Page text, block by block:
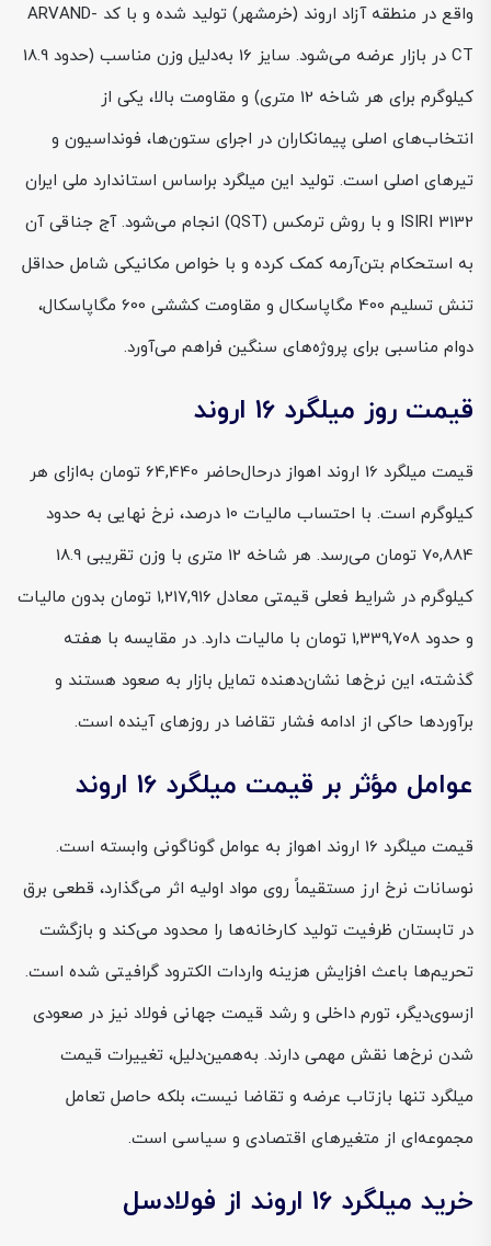
واقع در منطقه آزاد اروند (خرمشهر) تولید شده و با کد ARVAND-
CT در بازار عرضه می‌شود. سایز 16 به‌دلیل وزن مناسب (حدود 18.9
کیلوگرم برای هر شاخه 12 متری) و مقاومت بالا، یکی از
انتخاب‌های اصلی پیمانکاران در اجرای ستون‌ها، فونداسیون و
تیرهای اصلی است. تولید این میلگرد براساس استاندارد ملی ایران
ISIRI 3132 و با روش ترمکس (QST) انجام می‌شود. آج جناقی آن
به استحکام بتن‌آرمه کمک کرده و با خواص مکانیکی شامل حداقل
تنش تسلیم 400 مگاپاسکال و مقاومت کششی 600 مگاپاسکال،
دوام مناسبی برای پروژه‌های سنگین فراهم می‌آورد.
قیمت روز میلگرد 16 اروند
قیمت میلگرد 16 اروند اهواز درحال‌حاضر 64,440 تومان به‌ازای هر
کیلوگرم است. با احتساب مالیات 10 درصد، نرخ نهایی به حدود
70,884 تومان می‌رسد. هر شاخه 12 متری با وزن تقریبی 18.9
کیلوگرم در شرایط فعلی قیمتی معادل 1,217,916 تومان بدون مالیات
و حدود 1,339,708 تومان با مالیات دارد. در مقایسه با هفته
گذشته، این نرخ‌ها نشان‌دهنده تمایل بازار به صعود هستند و
برآوردها حاکی از ادامه فشار تقاضا در روزهای آینده است.
عوامل مؤثر بر قیمت میلگرد 16 اروند
قیمت میلگرد 16 اروند اهواز به عوامل گوناگونی وابسته است.
نوسانات نرخ ارز مستقیماً روی مواد اولیه اثر می‌گذارد، قطعی برق
در تابستان ظرفیت تولید کارخانه‌ها را محدود می‌کند و بازگشت
تحریم‌ها باعث افزایش هزینه واردات الکترود گرافیتی شده است.
ازسوی‌دیگر، تورم داخلی و رشد قیمت جهانی فولاد نیز در صعودی
شدن نرخ‌ها نقش مهمی دارند. به‌همین‌دلیل، تغییرات قیمت
میلگرد تنها بازتاب عرضه و تقاضا نیست، بلکه حاصل تعامل
مجموعه‌ای از متغیرهای اقتصادی و سیاسی است.
خرید میلگرد 16 اروند از فولادسل